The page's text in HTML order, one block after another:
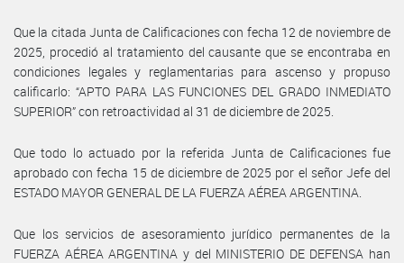
Que la citada Junta de Calificaciones con fecha 12 de noviembre de
2025, procedió al tratamiento del causante que se encontraba en
condiciones legales y reglamentarias para ascenso y propuso
calificarlo: “APTO PARA LAS FUNCIONES DEL GRADO INMEDIATO
SUPERIOR” con retroactividad al 31 de diciembre de 2025.
Que todo lo actuado por la referida Junta de Calificaciones fue
aprobado con fecha 15 de diciembre de 2025 por el señor Jefe del
ESTADO MAYOR GENERAL DE LA FUERZA AÉREA ARGENTINA.
Que los servicios de asesoramiento jurídico permanentes de la
FUERZA AÉREA ARGENTINA y del MINISTERIO DE DEFENSA han